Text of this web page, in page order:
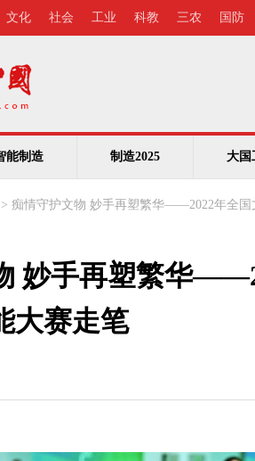
文化 社会 工业 科教 三农 国防
能制造 制造2025 大国
> 痴情守护文物 妙手再塑繁华——2022年全国
妙手再塑繁华
大赛走笔